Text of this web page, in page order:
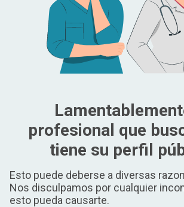
profesional que
tiene su perfil
Esto puede deberse a diversas
Nos disculpamos por cualquier
esto pueda causarte.